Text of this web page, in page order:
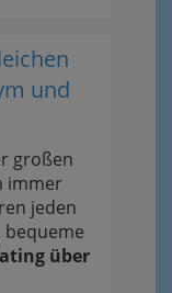
und
großen
immer
jeden
bequeme
über